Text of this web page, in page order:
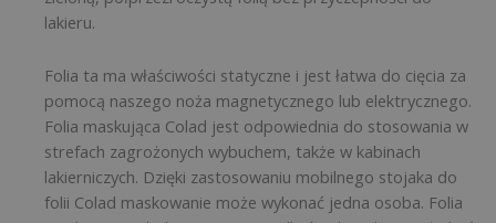
lakieru.
Folia ta ma właściwości statyczne i jest łatwa do cięcia za
pomocą naszego noża magnetycznego lub elektrycznego.
Folia maskująca Colad jest odpowiednia do stosowania w
strefach zagrożonych wybuchem, także w kabinach
lakierniczych. Dzięki zastosowaniu mobilnego stojaka do
folii Colad maskowanie może wykonać jedna osoba. Folia